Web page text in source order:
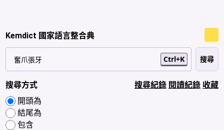
Kemdict 國家語言整合典
Ctrl+K
搜尋方式
開頭為
結尾為
包含
搜尋紀錄 閱讀紀錄 收藏